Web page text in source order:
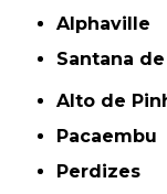
Alphaville
Santana
Alto de
Pacaembu
Perdizes